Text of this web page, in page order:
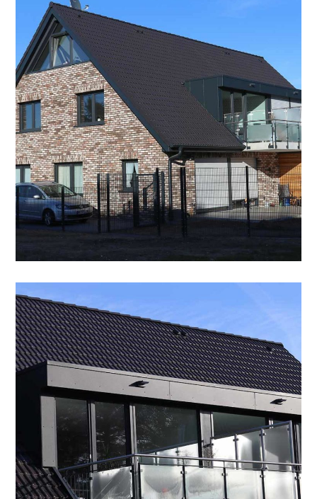
Ziegeldach, Braun – Gaube
Aluminium
DACH / SPENGLEREI
Dachgaube, Anthrazit
SPENGLEREI